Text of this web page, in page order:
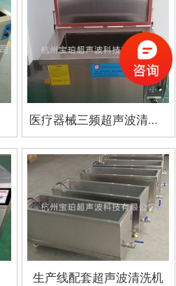
医疗器械三频超声波清洗机
生产线配套超声波清洗机